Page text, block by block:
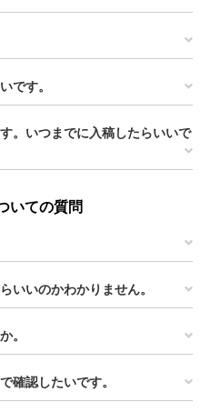
です。
。いつまでに入稿したらいいで
いての質問
いいのかわかりません。
。
確認したいです。